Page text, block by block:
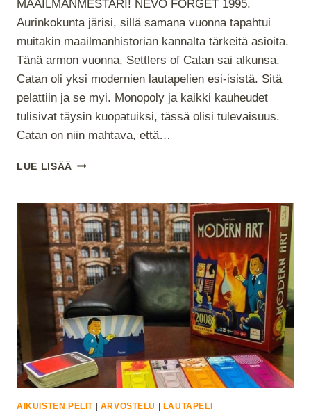
MAAILMANMESTARI! NEVÖ FORGET 1995.
Aurinkokunta järisi, sillä samana vuonna tapahtui
muitakin maailmanhistorian kannalta tärkeitä asioita.
Tänä armon vuonna, Settlers of Catan sai alkunsa.
Catan oli yksi modernien lautapelien esi-isistä. Sitä
pelattiin ja se myi. Monopoly ja kaikki kauheudet
tulisivat täysin kuopatuiksi, tässä olisi tulevaisuus.
Catan on niin mahtava, että…
LUE LISÄÄ HALPAPELISARJA
II:
CATANIN
UUDISASUKKAAT
–
KORTTIPELI
AIKUISTEN PELIT| ARVOSTELU LAUTAPELI